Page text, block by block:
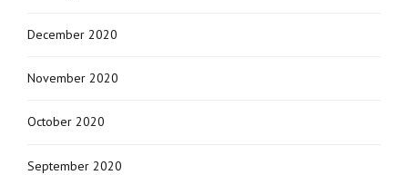
December 2020
November 2020
October 2020
September 2020